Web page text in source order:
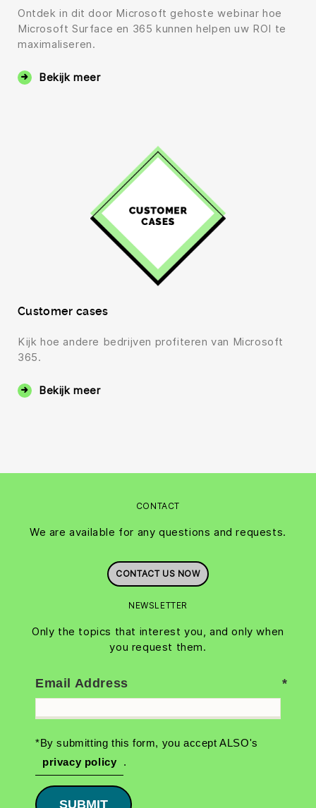
Ontdek in dit door Microsoft gehoste webinar hoe
Microsoft Surface en 365 kunnen helpen uw ROI te
maximaliseren.
Bekijk meer
Customer cases
Kijk hoe andere bedrijven profiteren van Microsoft
365.
Bekijk meer
CONTACT
We are available for any questions and requests.
CONTACT US NOW
NEWSLETTER
Only the topics that interest you, and only when
you request them.
Email Address
*By submitting this form, you accept ALSO's
privacy policy
.
SUBMIT